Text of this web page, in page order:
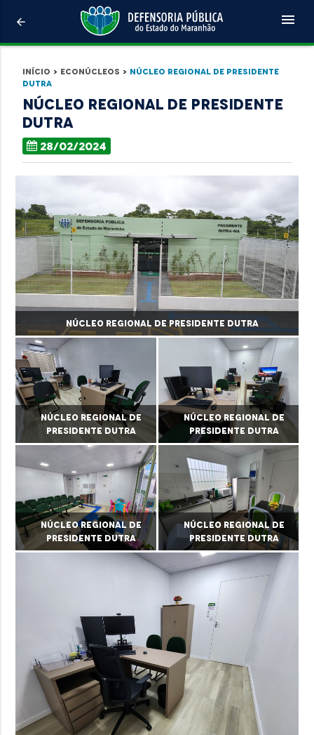
arrow_back menu
Início > Econúcleos > Núcleo Regional de Presidente
Dutra
Núcleo Regional de Presidente
Dutra
28/02/2024
Núcleo Regional de Presidente Dutra
Núcleo Regional de
Presidente Dutra
Núcleo Regional de
Presidente Dutra
Núcleo Regional de
Presidente Dutra
Núcleo Regional de
Presidente Dutra